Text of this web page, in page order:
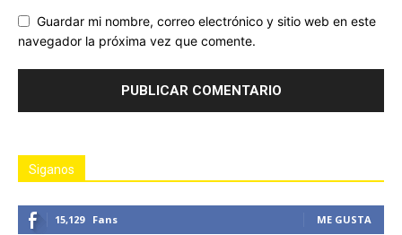
Guardar mi nombre, correo electrónico y sitio web en este
navegador la próxima vez que comente.
Siganos
15,129 Fans ME GUSTA